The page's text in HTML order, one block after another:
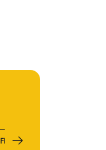
FISCALIDAD